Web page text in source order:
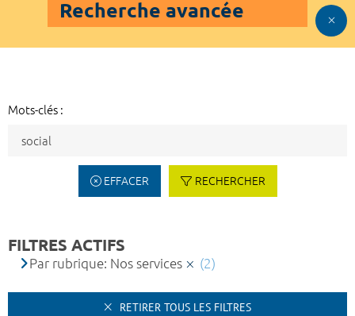
Recherche avancée
Mots-clés :
EFFACER RECHERCHER
FILTRES ACTIFS
Par rubrique: Nos services (2)
RETIRER TOUS LES FILTRES